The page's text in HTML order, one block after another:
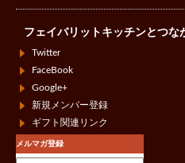
フェイバリットキッチンとつな
Twitter
FaceBook
Google+
新規メンバー登録
ギフト関連リンク
メルマガ登録